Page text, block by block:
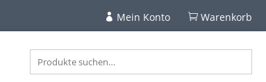
 Mein Konto  Warenkorb